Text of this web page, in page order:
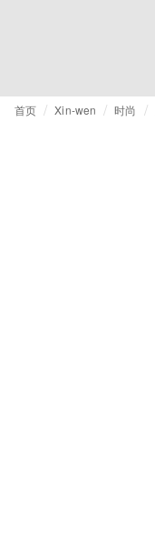
首页 Xin-wen 时尚